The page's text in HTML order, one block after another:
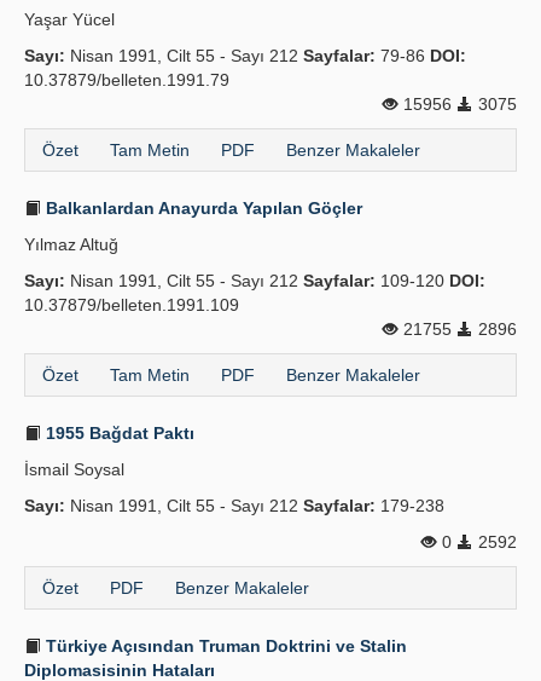
Yayın Politikaları
Kılavuzlar
İletişim
Yaşar Yücel
Sayı: Nisan 1991, Cilt 55 - Sayı 212 Sayfalar: 79-86 DOI:
10.37879/belleten.1991.79
15956
3075
Özet Tam Metin PDF Benzer Makaleler
Balkanlardan Anayurda Yapılan Göçler
Yılmaz Altuğ
Sayı: Nisan 1991, Cilt 55 - Sayı 212 Sayfalar: 109-120 DOI:
10.37879/belleten.1991.109
21755
2896
Özet Tam Metin PDF Benzer Makaleler
1955 Bağdat Paktı
İsmail Soysal
Sayı: Nisan 1991, Cilt 55 - Sayı 212 Sayfalar: 179-238
0
2592
Özet PDF Benzer Makaleler
Türkiye Açısından Truman Doktrini ve Stalin
Diplomasisinin Hataları